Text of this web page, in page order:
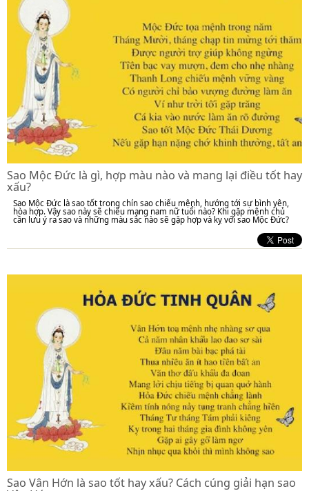
Sao Mộc Đức là gì, hợp màu nào và mang lại điều tốt hay
xấu?
Sao Mộc Đức là sao tốt trong chín sao chiếu mệnh, hướng tới sự bình yên,
hòa hợp. Vậy sao này sẽ chiếu mạng nam nữ tuổi nào? Khi gặp mệnh chủ
cần lưu ý ra sao và những màu sắc nào sẽ gặp hợp và kỵ với sao Mộc Đức?
Sao Vân Hớn là sao tốt hay xấu? Cách cúng giải hạn sao